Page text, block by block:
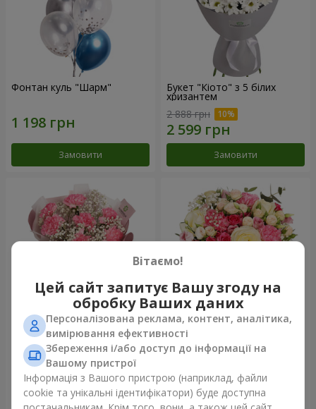
Фонтан куль "Шарм"
Замовити
Букет "Кіото" з 5 білих
хризантем
2 888 грн
Замовити
Букет "Королева
Карибського моря"
2 824 грн
Замовити
Квіти в коробці "Помпадур"
Замовити
Вітаємо!
Цей сайт запитує Вашу згоду на
обробку Ваших даних
Персоналізована реклама, контент, аналітика,
вимірювання ефективності
Збереження і/або доступ до інформації на
Вашому пристрої
Інформація з Вашого пристрою (наприклад, файли
cookie та унікальні ідентифікатори) буде доступна